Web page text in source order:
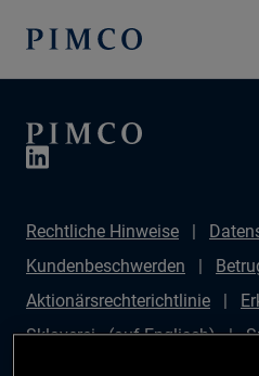
Rechtliche Hinweise
Kundenbeschwerden
Aktionärsrechterichtlinie
Sklaverei - (auf Englisch)